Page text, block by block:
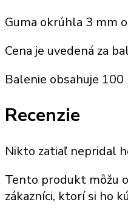
Guma okrúhla 3 mm
Cena je uvedená za
Balenie obsahuje
Recenzie
Nikto zatiaľ nepridal
Tento produkt môžu
zákazníci, ktorí si ho